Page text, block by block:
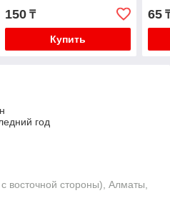
150₸
Купить
65
год
восточной стороны), Алматы,